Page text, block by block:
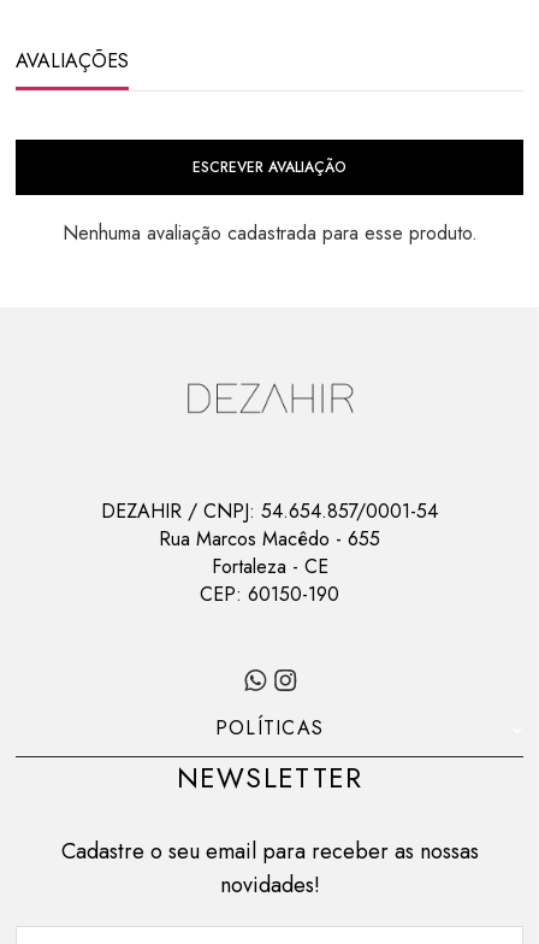
AVALIAÇÕES
ESCREVER AVALIAÇÃO
Nenhuma avaliação cadastrada para esse produto.
DEZAHIR / CNPJ: 54.654.857/0001-54
Rua Marcos Macêdo - 655
Fortaleza - CE
CEP: 60150-190
POLÍTICAS
NEWSLETTER
Cadastre o seu email para receber as nossas
novidades!